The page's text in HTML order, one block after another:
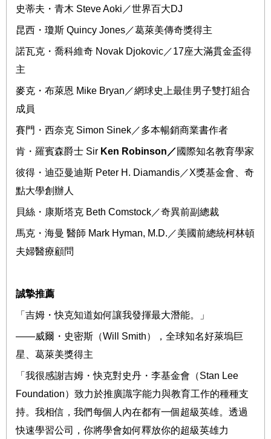
史蒂夫・青木 Steve Aoki ／世界百大DJ
昆西 ・ 瓊斯 Quincy Jones／葛萊美傳奇獎得主
諾瓦克・喬科維奇 Novak Djokovic／17座大滿貫金盃得
主
麥克 ・ 布萊恩 Mike Bryan ／網球史上最佳男子雙打組合
成員
賽門 ・ 西奈克 Simon Sinek／多本暢銷商業書作者
肯・羅賓森爵士 Sir Ken Robinson ／國際知名教育學家
彼得・迪亞曼迪斯 Peter H. Diamandis／X獎基金會、奇
點大學創辦人
貝絲・康斯塔克 Beth Comstock／奇異前副總裁
馬克・海曼 醫師 Mark Hyman, M.D. ／美國前總統柯林頓
夫婦醫療顧問
誠摯推薦
「吉姆・快克知道如何讓我發揮最大潛能。 」
――威爾 ・ 史密斯（Will Smith）， 全球知名好萊塢巨
星
、葛萊美獎得主
「我很感謝吉姆・快克對史丹 ・ 李基金會（Stan Lee
Foundation）致力於推廣識字能力與教育工作的種種支
持。我相信，我們每個人內在都有一個超級英雄。透過
快速學習公司， 你將學會如何釋放你的超級英雄力